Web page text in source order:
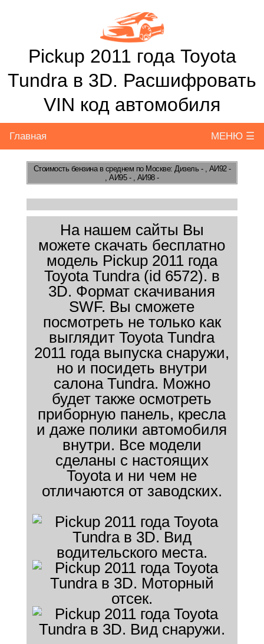
Pickup 2011 года Toyota
Tundra в 3D. Расшифровать
VIN код автомобиля
Главная МЕНЮ ☰
Стоимость бензинав среднем по Москве: Дизель - , АИ92 -
, АИ95 - , АИ98 -
На нашем сайты Вы
можете скачать бесплатно
модель Pickup 2011 года
Toyota Tundra (id 6572). в
3D. Формат скачивания
SWF. Вы сможете
посмотреть не только как
выглядит Toyota Tundra
2011 года выпуска снаружи,
но и посидеть внутри
салона Tundra. Можно
будет также осмотреть
приборную панель, кресла
и даже полики автомобиля
внутри. Все модели
сделаны с настоящих
Toyota и ни чем не
отличаются от заводских.